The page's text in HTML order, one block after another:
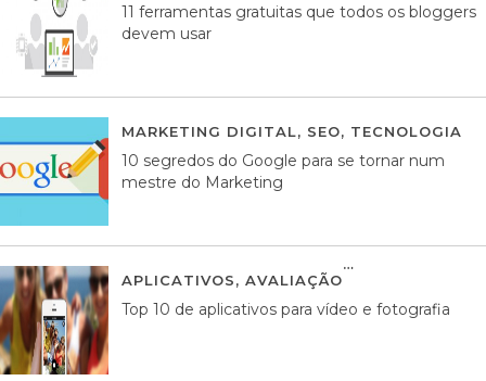
11 ferramentas gratuitas que todos os bloggers
devem usar
MARKETING DIGITAL, SEO, TECNOLOGIA
10 segredos do Google para se tornar num
mestre do Marketing
APLICATIVOS, AVALIAÇÃO
Top 10 de aplicativos para vídeo e fotografia